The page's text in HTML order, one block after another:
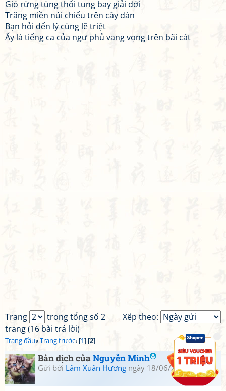
Gió rừng tùng thổi tung bay giải đới
Trăng miền núi chiếu trên cây đàn
Bạn hỏi đến lý cùng lẽ triệt
Ấy là tiếng ca của ngư phủ vang vọng trên bãi cát
Xếp theo:
Trang
trong tổng số 2
trang (16 bài trả lời)
Trang đầu«Trang trước‹ [1] [2]
Bản dịch củaNguyễn Minh
Gửi bởi Lâm Xuân Hương ngày 18/06/2016 20:40